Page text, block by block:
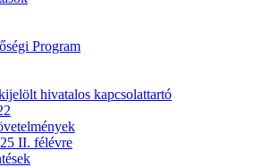
Program
hivatalos kapcsolattartó
II. félévre